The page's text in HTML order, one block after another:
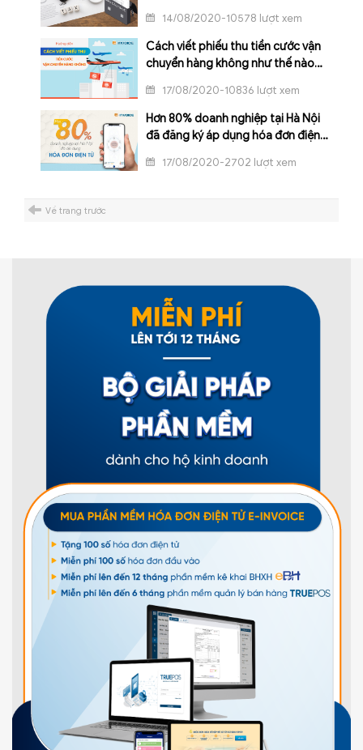
14/08/2020-10578 lượt xem
Cách viết phiếu thu tiền cước vận
chuyển hàng không như thế nào
17/08/2020-10836 lượt xem
Hơn 80% doanh nghiệp tại Hà Nội
đã đăng ký áp dụng hóa đơn điện
17/08/2020-2702 lượt xem
Về trang trước